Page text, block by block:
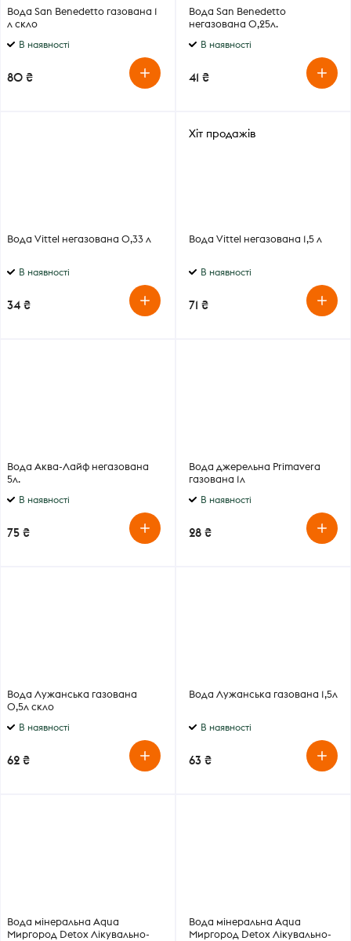
Вода San Benedetto газована 1
л скло
В наявності
80 ₴
Вода San Benedetto
негазована 0,25л.
В наявності
41 ₴
Вода Vittel негазована 0,33 л
В наявності
34 ₴
Хіт продажів
Вода Vittel негазована 1,5 л
В наявності
71 ₴
Вода Аква-Лайф негазована
5л.
В наявності
75 ₴
Вода джерельна Primavera
газована 1л
В наявності
28 ₴
Вода Лужанська газована
0,5л скло
В наявності
62 ₴
Вода Лужанська газована 1,5л
В наявності
63 ₴
Вода мінеральна Aqua
Миргород Detox Лікувально-
Вода мінеральна Aqua
Миргород Detox Лікувально-